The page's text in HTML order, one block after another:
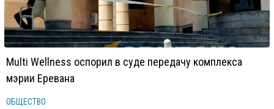
Multi Wellness оспорил в суде передачу комплекса
мэрии Еревана
ОБЩЕСТВО